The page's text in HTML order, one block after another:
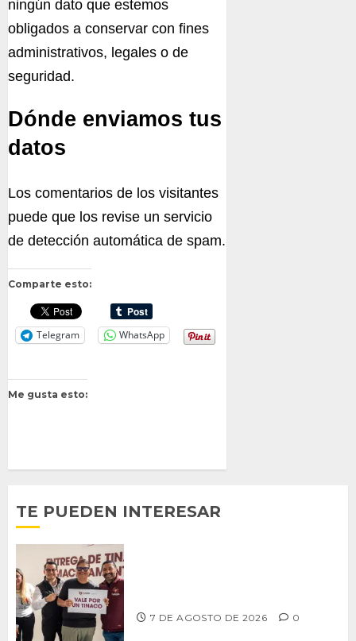
ningún dato que estemos
obligados a conservar con fines
administrativos, legales o de
seguridad.
Dónde enviamos tus
datos
Los comentarios de los visitantes
puede que los revise un servicio
de detección automática de spam.
Comparte esto:
Telegram WhatsApp
Me gusta esto:
TE PUEDEN INTERESAR
7 DE AGOSTO DE 2026 0